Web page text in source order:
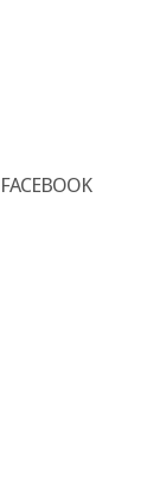
FACEBOOK